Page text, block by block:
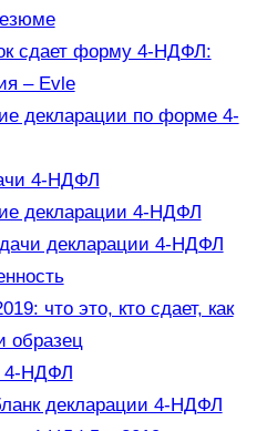
сдает форму 4-НДФЛ:
– Evle
декларации по форме 4-
4-НДФЛ
декларации 4-НДФЛ
декларации 4-НДФЛ
что это, кто сдает, как
образец
4-НДФЛ
декларации 4-НДФЛ